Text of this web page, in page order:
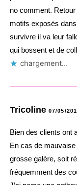
no comment.
motifs exposés
survivre il va leur
qui bossent et de
chargement…
Tricoline 07/05/
Bien des clients ont
En cas de
grosse galère, soit
fréquemment des